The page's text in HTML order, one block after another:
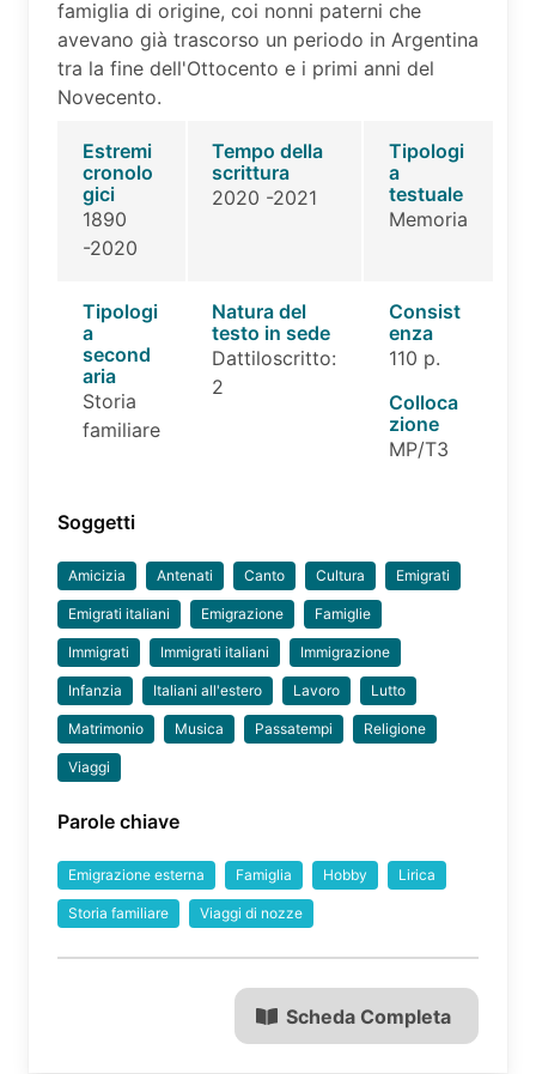
famiglia di origine, coi nonni paterni che
avevano già trascorso un periodo in Argentina
tra la fine dell'Ottocento e i primi anni del
Novecento.
Estremi
cronolo
gici
1890
-2020
Tempo della
scrittura
2020 -2021
Tipologi
a
testuale
Memoria
Tipologi
a
second
aria
Storia
familiare
Natura del
testo in sede
Dattiloscritto:
2
Consist
enza
110 p.
Colloca
zione
MP/T3
Soggetti
Amicizia Antenati Canto Cultura Emigrati
Emigrati italiani Emigrazione Famiglie
Immigrati Immigrati italiani Immigrazione
Infanzia Italiani all'estero Lavoro Lutto
Matrimonio Musica Passatempi Religione
Viaggi
Parole chiave
Emigrazione esterna Famiglia Hobby Lirica
Storia familiare Viaggi di nozze
Scheda Completa